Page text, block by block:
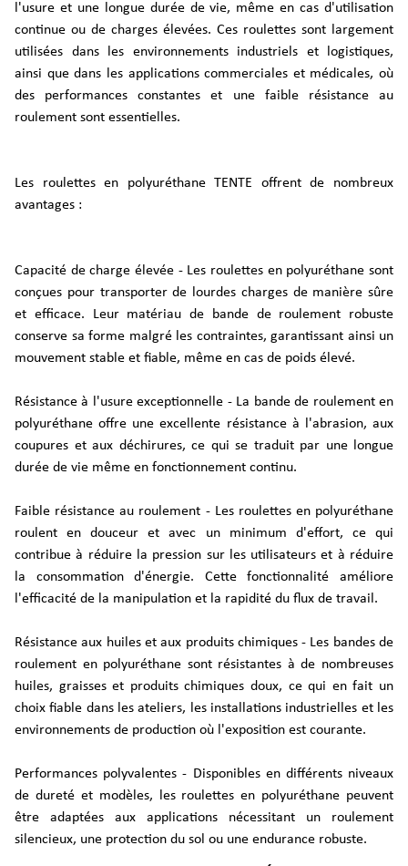
l'usure et une longue durée de vie, même en cas d'utilisation
continue ou de charges élevées. Ces roulettes sont largement
utilisées dans les environnements industriels et logistiques,
ainsi que dans les applications commerciales et médicales, où
des performances constantes et une faible résistance au
roulement sont essentielles.
Les roulettes en polyuréthane TENTE offrent de nombreux
avantages :
Capacité de charge élevée - Les roulettes en polyuréthane sont
conçues pour transporter de lourdes charges de manière sûre
et efficace. Leur matériau de bande de roulement robuste
conserve sa forme malgré les contraintes, garantissant ainsi un
mouvement stable et fiable, même en cas de poids élevé.
Résistance à l'usure exceptionnelle - La bande de roulement en
polyuréthane offre une excellente résistance à l'abrasion, aux
coupures et aux déchirures, ce qui se traduit par une longue
durée de vie même en fonctionnement continu.
Faible résistance au roulement - Les roulettes en polyuréthane
roulent en douceur et avec un minimum d'effort, ce qui
contribue à réduire la pression sur les utilisateurs et à réduire
la consommation d'énergie. Cette fonctionnalité améliore
l'efficacité de la manipulation et la rapidité du flux de travail.
Résistance aux huiles et aux produits chimiques - Les bandes de
roulement en polyuréthane sont résistantes à de nombreuses
huiles, graisses et produits chimiques doux, ce qui en fait un
choix fiable dans les ateliers, les installations industrielles et les
environnements de production où l'exposition est courante.
Performances polyvalentes - Disponibles en différents niveaux
de dureté et modèles, les roulettes en polyuréthane peuvent
être adaptées aux applications nécessitant un roulement
silencieux, une protection du sol ou une endurance robuste.